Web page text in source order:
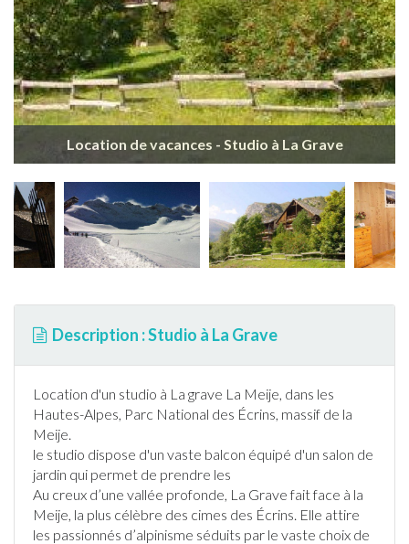
Location de vacances - Studio à La Grave
Description : Studio à La Grave
Location d'un studio à La grave La Meije, dans les
Hautes-Alpes, Parc National des Écrins, massif de la
Meije.
le studio dispose d'un vaste balcon équipé d'un salon de
jardin qui permet de prendre les
Au creux d’une vallée profonde, La Gravefait face à la
Meije, la plus célèbre des cimes des Écrins. Elle attire
les passionnés d’alpinisme séduits par le vaste choix de